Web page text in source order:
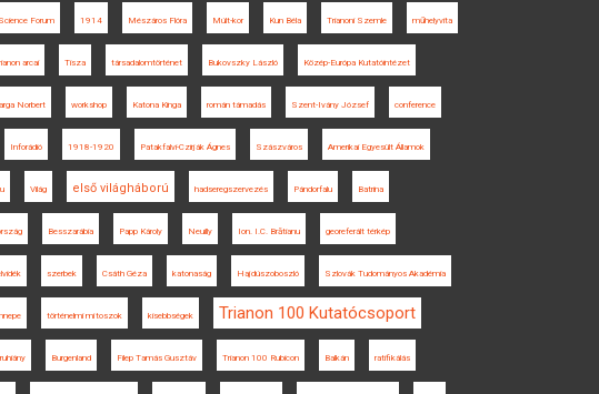
Forum 1914 Mészáros Flóra Múlt-kor Kun Béla Trianoni Szemle műhelyvita
arcai Tisza társadalomtörténet Bukovszky László Közép-Európa Kutatóintézet
Norbert workshop Katona Kinga román támadás Szent-Ivány József conference
Inforádió 1918-1920 Patakfalvi-Czirják Ágnes Szászváros Amerikai Egyesült Államok
Világ első világháború hadseregszervezés Pándorfalu Batrina
Besszarábia Papp Károly Neuilly Ion. I.C. Brătianu georeferált térkép
szerbek Csáth Géza katonaság Hajdúszoboszló Szlovák Tudományos Akadémia
történelmi mítoszok kisebbségek Trianon 100 Kutatócsoport
Burgenland Filep Tamás Gusztáv Trianon 100 Rubicon Balkán ratifikálás